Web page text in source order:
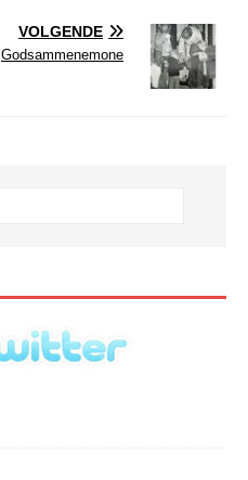
VOLGENDE
Godsammenemone